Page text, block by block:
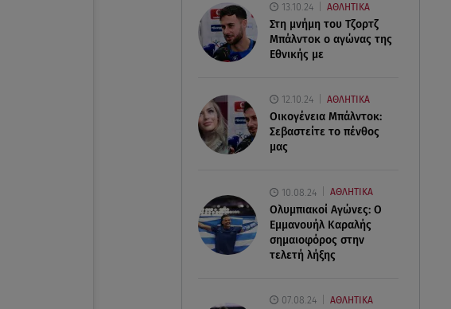
13.10.24 ΑΘΛΗΤΙΚΑ
Στη μνήμη του Τζορτζ
Μπάλντοκ ο αγώνας της
Εθνικής με
12.10.24 ΑΘΛΗΤΙΚΑ
Οικογένεια Μπάλντοκ:
Σεβαστείτε το πένθος
μας
10.08.24 ΑΘΛΗΤΙΚΑ
Ολυμπιακοί Αγώνες: Ο
Εμμανουήλ Καραλής
σημαιοφόρος στην
τελετή λήξης
07.08.24 ΑΘΛΗΤΙΚΑ